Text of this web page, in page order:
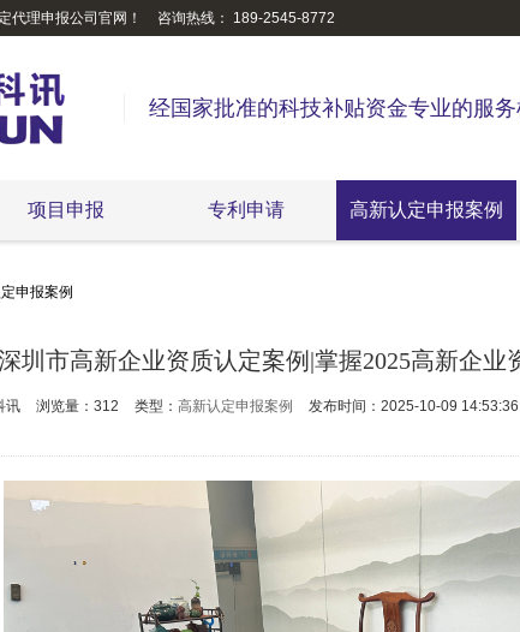
代理申报公司官网！ 咨询热线： 189-2545-8772
经国家批准的科技补贴资金专业的服
项目申报 专利申请 高新认定申报案例
申报案例
圳市高新企业资质认定案例|掌握2025高新企业
讯 浏览量：312 类型： 高新认定申报案例 发布时间：2025-10-09 14:53:36